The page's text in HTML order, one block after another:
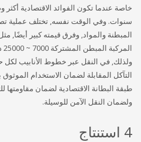
سنوات. وفي الوقت نفسه, تختلف عملية
المبطنة والمواد, وفرق قيمته كبير أيضًا,
ولذلك, في النقل عبر خطوط الأنابيب
التآكل المقابلة لضمان الاستخدام
طبقة البطانة الاقتصادية لضمان مقاومتها
ولضمان النقل الآمن للوسيلة.
4 استنتاج